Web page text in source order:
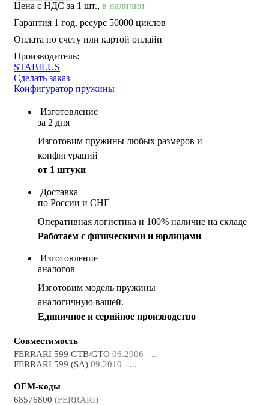
Цена с НДС за 1 шт., в наличии
Гарантия 1 год, ресурс 50000 циклов
Оплата по счету или картой онлайн
Производитель:
STABILUS
Сделать заказ
Конфигуратор пружины
Изготовление
за 2 дня
Изготовим пружины любых размеров и
конфигураций
от 1 штуки
Доставка
по России и СНГ
Оперативная логистика и 100% наличие на складе
Работаем с физическими и юрлицами
Изготовление
аналогов
Изготовим модель пружины
аналогичную вашей.
Единичное и серийное производство
Совместимость
FERRARI 599 GTB/GTO 06.2006 - ...
FERRARI 599 (SA) 09.2010 - ...
OEM-коды
68576800 (FERRARI)